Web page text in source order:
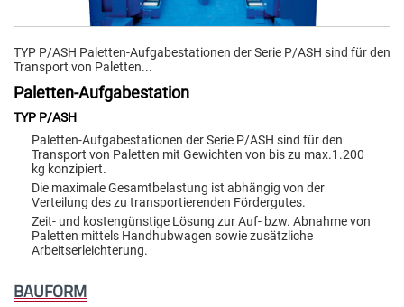
TYP P/ASH Paletten-Aufgabestationen der Serie P/ASH sind für den
Transport von Paletten...
Paletten-Aufgabestation
TYP P/ASH
Paletten-Aufgabestationen der Serie P/ASH sind für den
Transport von Paletten mit Gewichten von bis zu max.1.200
kg konzipiert.
Die maximale Gesamtbelastung ist abhängig von der
Verteilung des zu transportierenden Fördergutes.
Zeit- und kostengünstige Lösung zur Auf- bzw. Abnahme von
Paletten mittels Handhubwagen sowie zusätzliche
Arbeitserleichterung.
BAUFORM